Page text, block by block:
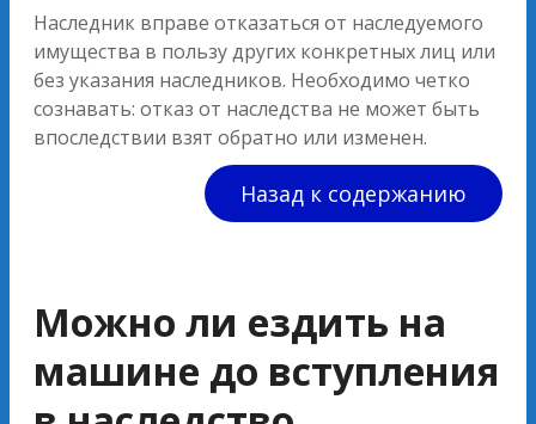
Наследник вправе отказаться от наследуемого
имущества в пользу других конкретных лиц или
без указания наследников. Необходимо четко
сознавать: отказ от наследства не может быть
впоследствии взят обратно или изменен.
Назад к содержанию
Можно ли ездить на
машине до вступления